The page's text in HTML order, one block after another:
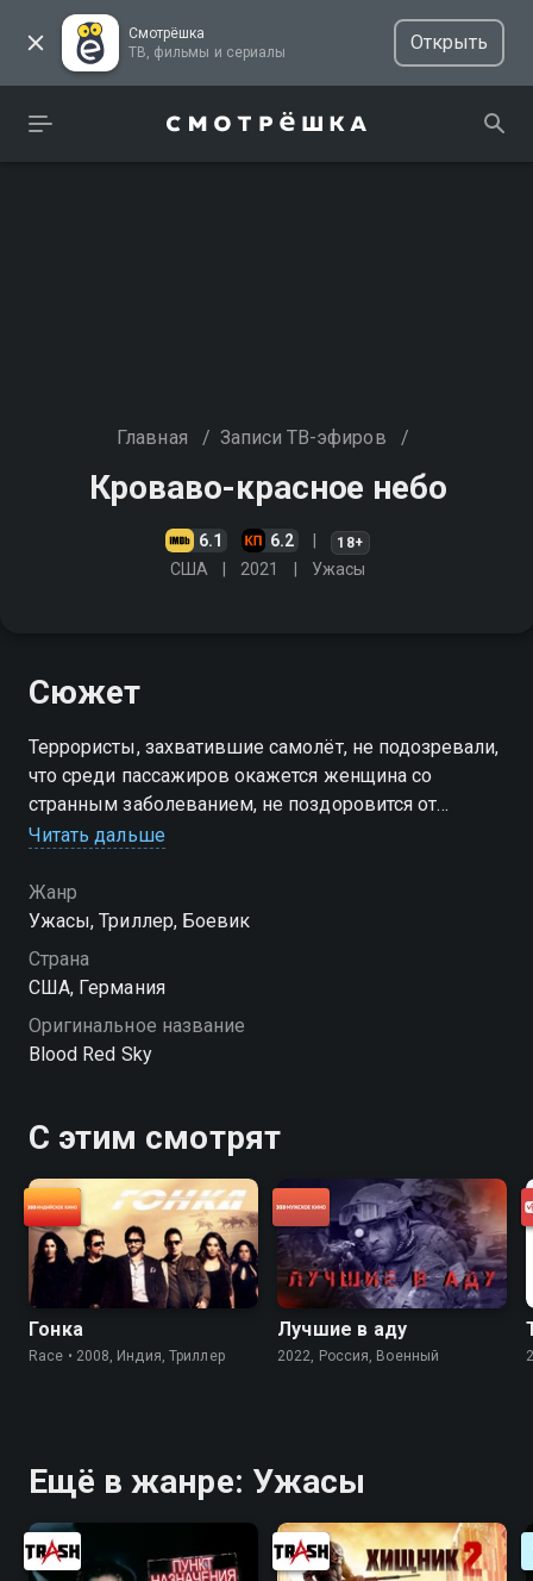
Смотрёшка
ТВ, фильмы и сериалы
Открыть
Главная / Записи ТВ-эфиров /
Кроваво-красное небо
6.1 6.2 18+
США 2021 Ужасы
Сюжет
Террористы, захватившие самолёт, не подозревали,
что среди пассажиров окажется женщина со
странным заболеванием, не поздоровится от
которого в первую очередь им
Читать дальше
Жанр
Ужасы, Триллер, Боевик
Страна
США, Германия
Оригинальное название
Blood Red Sky
С этим смотрят
Гонка
Race • 2008, Индия, Триллер
Лучшие в аду
2022, Россия, Военный
Ещё в жанре: Ужасы